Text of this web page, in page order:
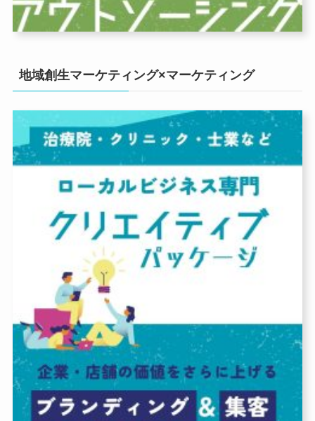
地域創生マーケティング×マーケティング